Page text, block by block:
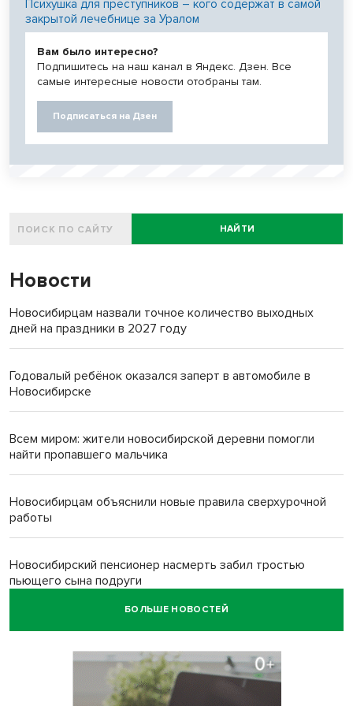
Психушка для преступников – кого содержат в самой
закрытой лечебнице за Уралом
Вам было интересно?
Подпишитесь на наш канал в Яндекс. Дзен. Все
самые интересные новости отобраны там.
Подписаться на Дзен
НАЙТИ
Новости
Новосибирцам назвали точное количество выходных
дней на праздники в 2027 году
Годовалый ребёнок оказался заперт в автомобиле в
Новосибирске
Всем миром: жители новосибирской деревни помогли
найти пропавшего мальчика
Новосибирцам объяснили новые правила сверхурочной
работы
Новосибирский пенсионер насмерть забил тростью
пьющего сына подруги
БОЛЬШЕ НОВОСТЕЙ